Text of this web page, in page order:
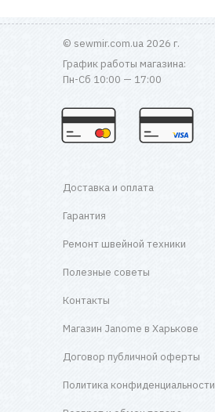
© sewmir.com.ua 2026 г.
График работы магазина:
Пн-Сб 10:00 — 17:00
Доставка и оплата
Гарантия
Ремонт швейной техники
Полезные советы
Контакты
Магазин Janome в Харькове
Договор публичной оферты
Политика конфиденциальности